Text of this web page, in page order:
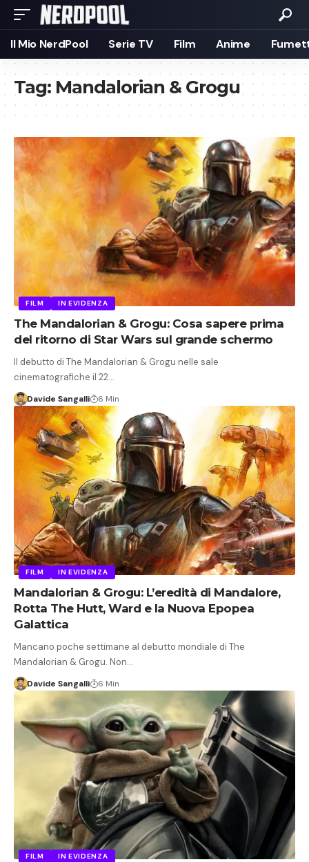
Il Mio NerdPool Serie TV Film Anime
Tag: Mandalorian & Grogu
FILM IN EVIDENZA
The Mandalorian & Grogu: Cosa sapere prima
del ritorno di Star Wars sul grande schermo
Il debutto di The Mandalorian & Grogu nelle sale
cinematografiche il 22…
Davide Sangalli 6 Min
FILM IN EVIDENZA
Mandalorian & Grogu: L’eredità di Mandalore,
Rotta The Hutt, Ward e la Nuova Epopea
Galattica
Mancano poche settimane al debutto mondiale di The
Mandalorian & Grogu. Non…
Davide Sangalli 6 Min
FILM IN EVIDENZA